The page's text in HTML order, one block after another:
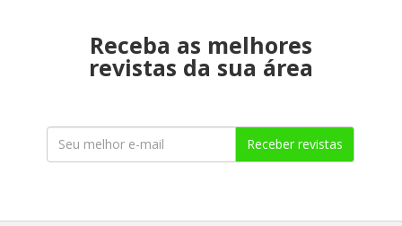
Receba as melhores
revistas da sua área
Receber revistas